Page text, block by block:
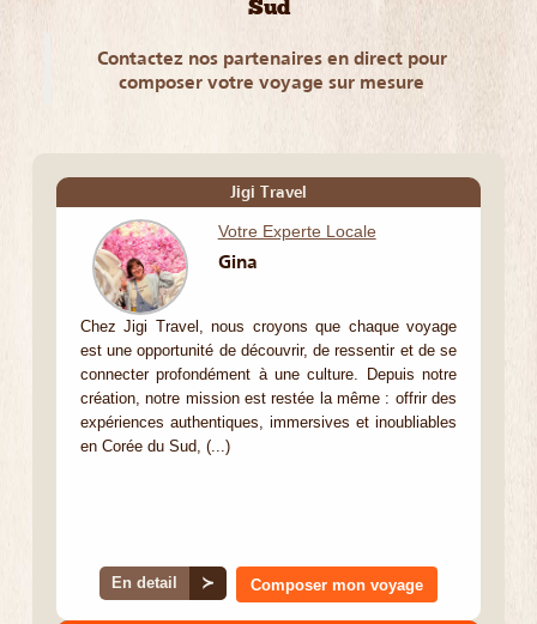
Sud
Contactez nos partenaires en direct pour
composer votre voyage sur mesure
Jigi Travel
Votre Experte Locale
Gina
Chez Jigi Travel, nous croyons que chaque voyage
est une opportunité de découvrir, de ressentir et de se
connecter profondément à une culture. Depuis notre
création, notre mission est restée la même : offrir des
expériences authentiques, immersives et inoubliables
en Corée du Sud, (...)
En detail ≻ Composer mon voyage